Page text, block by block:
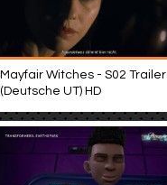
Mayfair Witches - S02 Trailer
(Deutsche UT) HD